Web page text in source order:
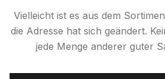
Vielleicht ist es aus dem
die Adresse hat sich geändert.
jede Menge anderer guter